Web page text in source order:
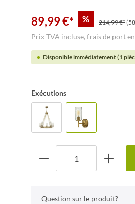
89,99 €* % 214,99 €*
Prix TVA incluse, frais de port
Disponible immédiatement (1
Exécutions
Question sur le produit?